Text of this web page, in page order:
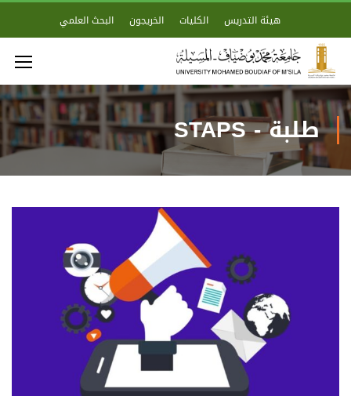
هيئة التدريس الكليات الخريجون البحث العلمي
طلبة - STAPS